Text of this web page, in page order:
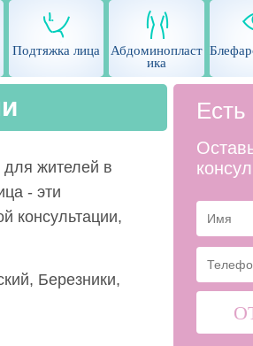
Подтяжка лица
Абдоминопласт
ика
жителей в
- эти
консультации,
Березники,